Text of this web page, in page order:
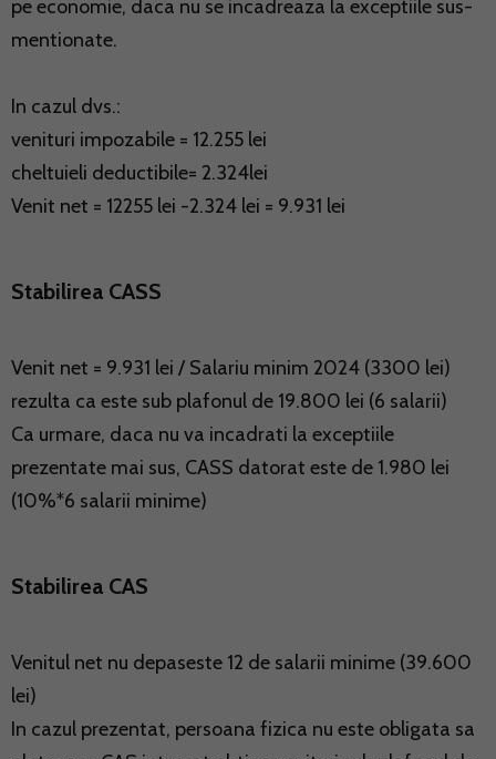
pe economie, daca nu se incadreaza la exceptiile sus-
mentionate.
In cazul dvs.:
venituri impozabile = 12.255 lei
cheltuieli deductibile= 2.324lei
Venit net = 12255 lei -2.324 lei = 9.931 lei
Stabilirea CASS
Venit net = 9.931 lei / Salariu minim 2024 (3300 lei)
rezulta ca este sub plafonul de 19.800 lei (6 salarii)
Ca urmare, daca nu va incadrati la exceptiile
prezentate mai sus, CASS datorat este de 1.980 lei
(10%*6 salarii minime)
Stabilirea CAS
Venitul net nu depaseste 12 de salarii minime (39.600
lei)
In cazul prezentat, persoana fizica nu este obligata sa